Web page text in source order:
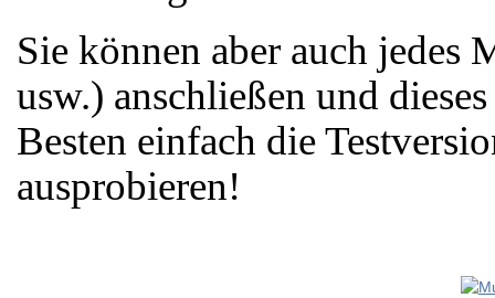
Sie können aber auch
usw.) anschließen und
Besten einfach die
ausprobieren!